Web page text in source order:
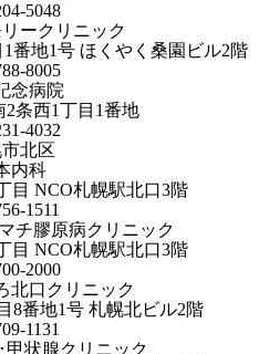
5048
ークリニック
番地1号 ほくやく桑園ビル2階
8005
念病院
条西1丁目1番地
4032
北区
内科
目 NCO札幌駅北口3階
1511
チ膠原病クリニック
目 NCO札幌駅北口3階
2000
北口クリニック
8番地1号 札幌北ビル2階
1131
甲状腺クリニック